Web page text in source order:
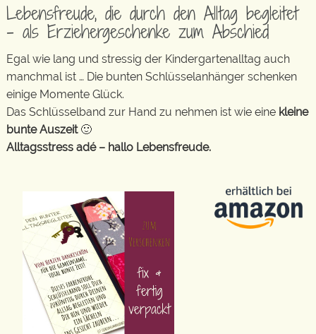
Lebensfreude, die durch den Alltag begleitet
– als Erziehergeschenke zum Abschied
Egal wie lang und stressig der Kindergartenalltag auch
manchmal ist … Die bunten Schlüsselanhänger schenken
einige Momente Glück.
Das Schlüsselband zur Hand zu nehmen ist wie eine kleine
bunte Auszeit🙂
Alltagsstress adé – hallo Lebensfreude.